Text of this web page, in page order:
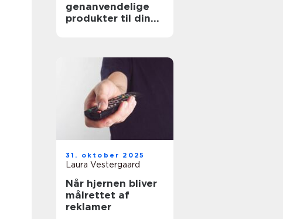
genanvendelige
produkter til din
31. oktober 2025
Laura Vestergaard
Når hjernen bliver
målrettet af
reklamer